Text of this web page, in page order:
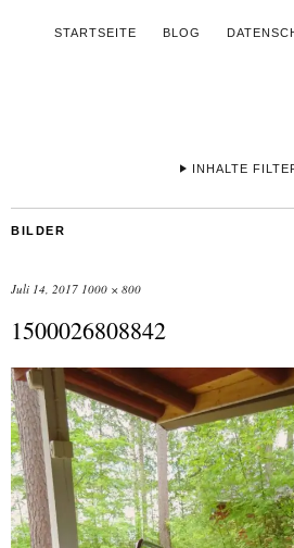
STARTSEITE BLOG
INHALTE
BILDER
Juli 14, 2017 1000 × 800
1500026808842